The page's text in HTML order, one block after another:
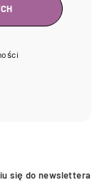
się do newslettera